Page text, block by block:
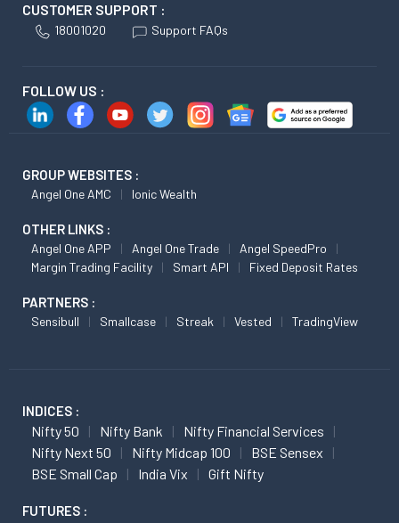
CUSTOMER SUPPORT :
18001020 Support FAQs
FOLLOW US :
GROUP WEBSITES :
Angel One AMC Ionic Wealth
OTHER LINKS :
Angel One APP Angel One Trade
Angel SpeedPro
Margin Trading Facility
Smart API Fixed Deposit Rates
PARTNERS :
Sensibull Smallcase Streak Vested TradingView
INDICES :
Nifty 50 Nifty Bank
Nifty Financial Services
Nifty Next 50
Nifty Midcap 100
BSE Sensex
BSE Small Cap
India Vix Gift Nifty
FUTURES :